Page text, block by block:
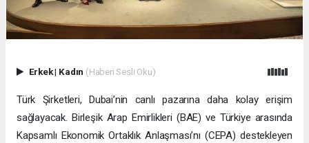
Erkek| Kadın (Haberi Sesli Oku)
Türk Şirketleri, Dubai’nin canlı pazarına daha kolay erişim
sağlayacak. Birleşik Arap Emirlikleri (BAE) ve Türkiye arasında
Kapsamlı Ekonomik Ortaklık Anlaşması’nı (CEPA) destekleyen